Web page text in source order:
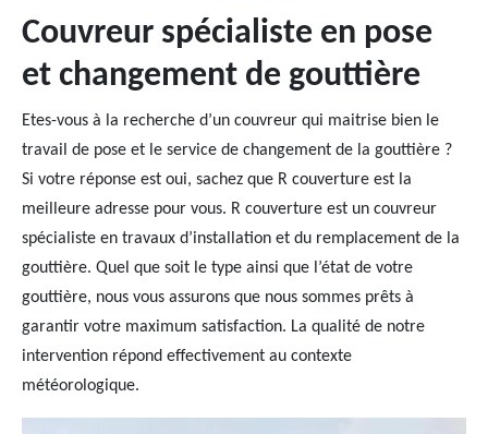
Couvreur spécialiste en pose
et changement de gouttière
Etes-vous à la recherche d’un couvreur qui maitrise bien le
travail de pose et le service de changement de la gouttière ?
Si votre réponse est oui, sachez que R couverture est la
meilleure adresse pour vous. R couverture est un couvreur
spécialiste en travaux d’installation et du remplacement de la
gouttière. Quel que soit le type ainsi que l’état de votre
gouttière, nous vous assurons que nous sommes prêts à
garantir votre maximum satisfaction. La qualité de notre
intervention répond effectivement au contexte
météorologique.